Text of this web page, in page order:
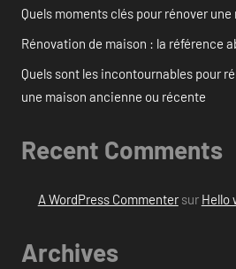
Quels moments clés pour rénover
Rénovation de maison : la référence
Quels sont les incontournables pour
une maison ancienne ou récente
Recent Comments
A WordPress Commentersur Hello
Archives